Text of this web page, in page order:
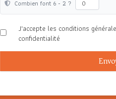
Combien font 6 - 2 ?
J'accepte les conditions
confidentialité